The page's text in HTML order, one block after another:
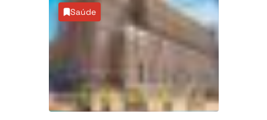
Secretariado Nacional para
Comunicação e Marketing do
partido, que apresentou
condolências à família, militantes,
simpatizantes e amigos.
Saúde